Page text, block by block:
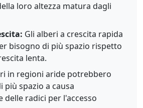
loro altezza matura dagli
Gli alberi a crescita rapida
bisogno di più spazio rispetto
lenta.
in regioni aride potrebbero
più spazio a causa
delle radici per l'accesso